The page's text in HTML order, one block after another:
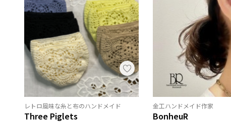
レトロ風味な糸と布のハンドメイド
Three Piglets
金工ハンドメイド作家
BonheuR